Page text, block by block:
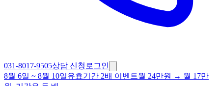
031-8017-9505상담 신청 로그인
8월 6일 ~ 8월 10일유효기간 2배 이벤트월 24만원 → 월 17만